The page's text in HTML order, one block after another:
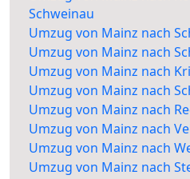
Schweinau
Umzug von Mainz nach
Umzug von Mainz nach
Umzug von Mainz nach
Umzug von Mainz nach
Umzug von Mainz nach
Umzug von Mainz nach
Umzug von Mainz nach
Umzug von Mainz nach